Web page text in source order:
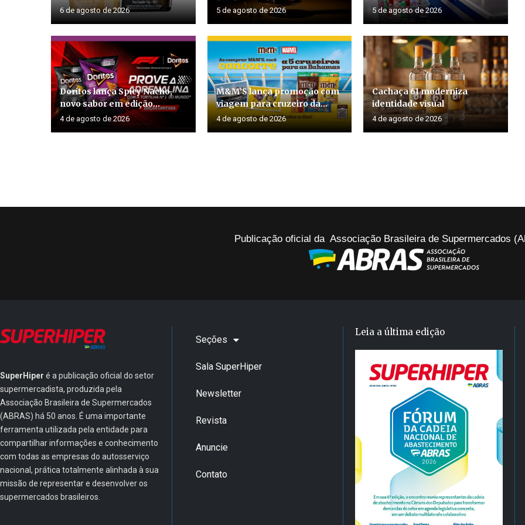
6 de agosto de 2026 5 de agosto de 2026 5 de agosto de 2026
Doritos lança Spicy Nacho,
novo sabor em edição...
4 de agosto de 2026
M&M’S lança promoção com
viagem para cruzeiro da...
4 de agosto de 2026
Cachaça 61 moderniza
identidade visual
4 de agosto de 2026
Publicação oficial da Associação Brasileira de Supermercados
SuperHiper é a publicação oficial do setor
supermercadista, produzida pela
Associação Brasileira de Supermercados
(ABRAS) há 50 anos. É uma importante
ferramenta utilizada pela entidade para
compartilhar informações e conhecimento
com todas as empresas do autosserviço
nacional, prática totalmente alinhada à sua
missão de representar e desenvolver os
supermercados brasileiros.
Seções
Sala SuperHiper
Newsletter
Revista
Anuncie
Contato
Leia a última edição